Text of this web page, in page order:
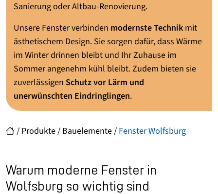
/ Produkte/ Bauelemente/ Fenster Wolfsburg
Sanierung oder Altbau-Renovierung.
Unsere Fenster verbinden modernste Technik mit
ästhetischem Design. Sie sorgen dafür, dass Wärme
im Winter drinnen bleibt und Ihr Zuhause im
Sommer angenehm kühl bleibt. Zudem bieten sie
zuverlässigen Schutz vor Lärm und
unerwünschten Eindringlingen.
Warum moderne Fenster in
Wolfsburg so wichtig sind